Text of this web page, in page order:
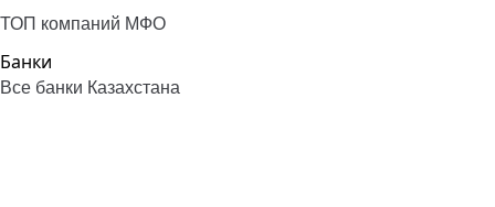
ТОП компаний МФО
Банки
Все банки Казахстана